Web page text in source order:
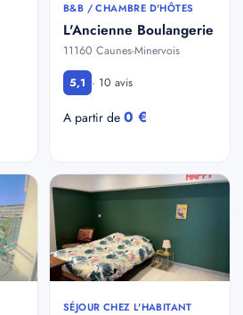
B&B / CHAMBRE D'HÔTES
L'Ancienne Boulangerie
11160 Caunes-Minervois
5,1 · 10 avis
A partir de 0 €
SÉJOUR CHEZ L'HABITANT